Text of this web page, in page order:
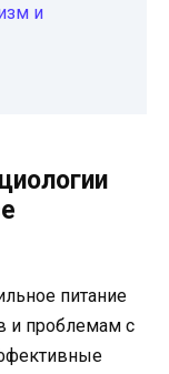
и
питание
и проблемам с